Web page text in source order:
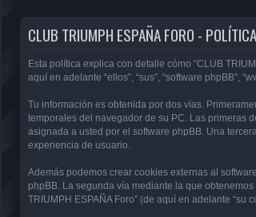
CLUB TRIUMPH ESPAÑA FORO -
Esta política explica con detalle cómo “CLUB
aquí en adelante “ellos”, “sus”, “software phpBB”,
Tu información es obtenida por dos vías.
temporales del navegador de su PC. Las primeras
asignada a usted por el software phpBB. Una
experiencia de usuario.
Además podemos crear cookies externas al
phpBB. La segunda vía mediante la que
TRIUMPH ESPAÑA Foro” (de aquí en adelante “su